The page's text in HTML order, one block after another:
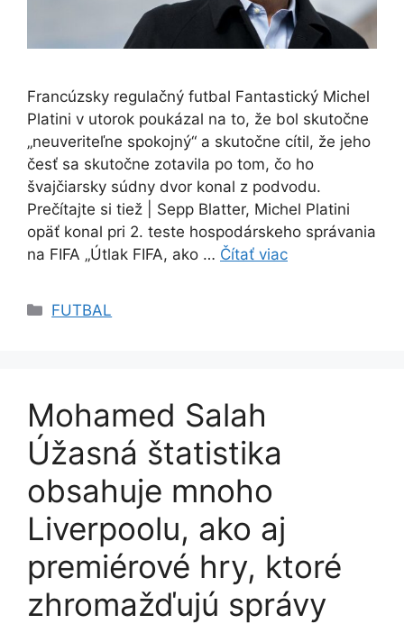
Francúzsky regulačný futbal Fantastický Michel
Platini v utorok poukázal na to, že bol skutočne
„neuveriteľne spokojný“ a skutočne cítil, že jeho
česť sa skutočne zotavila po tom, čo ho
švajčiarsky súdny dvor konal z podvodu.
Prečítajte si tiež | Sepp Blatter, Michel Platini
opäť konal pri 2. teste hospodárskeho správania
na FIFA „Útlak FIFA, ako … Čítať viac
Kategórie
FUTBAL
Mohamed Salah
Úžasná štatistika
obsahuje mnoho
Liverpoolu, ako aj
premiérové ​​hry, ktoré
zhromažďujú správy